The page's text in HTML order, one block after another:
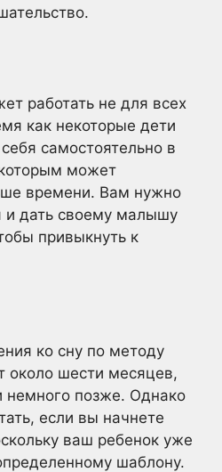
работать не для всех
как некоторые дети
самостоятельно в
может
времени. Вам нужно
и дать своему малышу
привыкнуть к
ко сну по методу
около шести месяцев,
немного позже. Однако
если вы начнете
ваш ребенок уже
шаблону.